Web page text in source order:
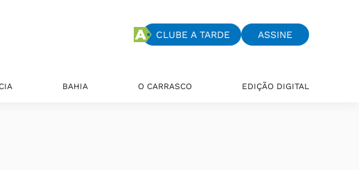
CLUBE A TARDE ASSINE
BAHIA O CARRASCO EDIÇÃO DIGITAL